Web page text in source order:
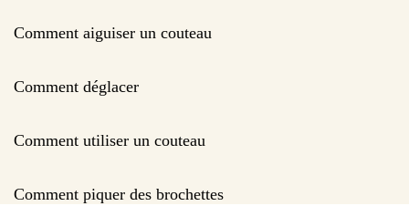
Comment aiguiser un couteau
Comment déglacer
Comment utiliser un couteau
Comment piquer des brochettes